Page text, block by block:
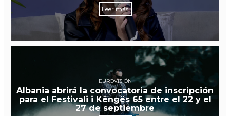
Leer más
EUROVISIÓN
Albania abrirá la convocatoria de inscripción
para el Festivali i Këngës 65 entre el 22 y el
27 de septiembre